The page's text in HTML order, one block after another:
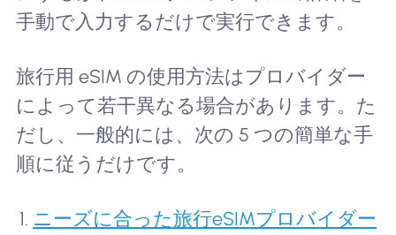
手動で入力するだけで実行できます。
旅行用 eSIM の使用方法はプロバイダー
によって若干異なる場合があります。た
だし、一般的には、次の 5 つの簡単な手
順に従うだけです。
ニーズに合った旅行eSIMプロバイダー